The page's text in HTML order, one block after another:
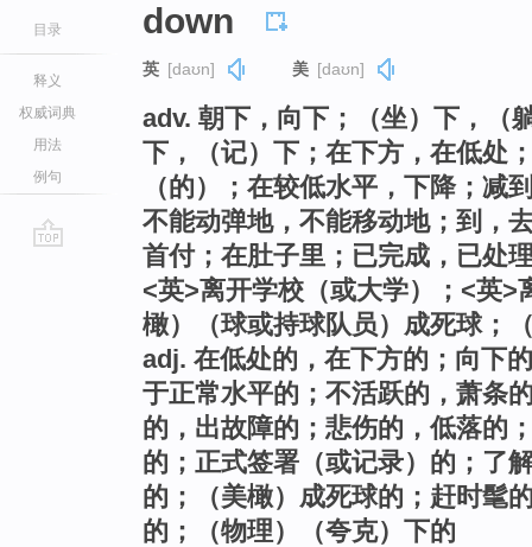
目录
释义
权威词典
用法
例句
down
英 [daʊn] 美 [daʊn]
adv. 朝下，向下；（坐）下，（
下，（记）下；在下方，在低处
（的）；在较低水平，下降；减
不能动弹地，不能移动地；到，
首付；在肚子里；已完成，已处
<英>离开学校（或大学）；<英>
橄）（球或持球队员）成死球；
adj. 在低处的，在下方的；向下
于正常水平的；不活跃的，萧条
的，出故障的；悲伤的，低落的
的；正式签署（或记录）的；了
的；（美橄）成死球的；赶时髦
的；（物理）（夸克）下的